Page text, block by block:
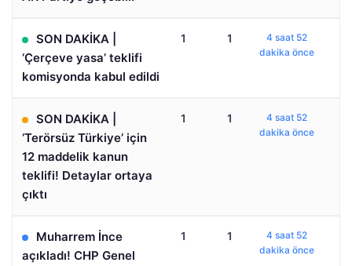
SON DAKİKA |
‘Çerçeve yasa’ teklifi
komisyonda kabul edildi
1 1
4 saat 52
dakika önce
SON DAKİKA |
‘Terörsüz Türkiye’ için
12 maddelik kanun
teklifi! Detaylar ortaya
çıktı
1 1
4 saat 52
dakika önce
Muharrem İnce
açıkladı! CHP Genel
1 1
4 saat 52
dakika önce